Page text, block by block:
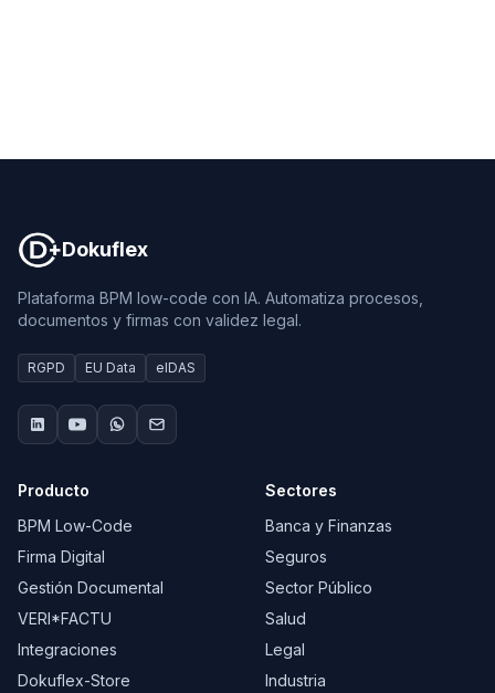
Dokuflex
Plataforma BPM low-code con IA. Automatiza procesos,
documentos y firmas con validez legal.
RGPD EU Data eIDAS
Producto
BPM Low-Code
Firma Digital
Gestión Documental
VERI*FACTU
Integraciones
Dokuflex-Store
Sectores
Banca y Finanzas
Seguros
Sector Público
Salud
Legal
Industria